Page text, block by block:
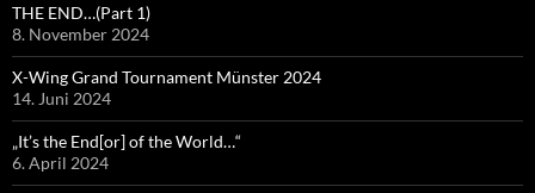
THE END…(Part 1)
8. November 2024
X-Wing Grand Tournament Münster 2024
14. Juni 2024
„It’s the End[or] of the World…“
6. April 2024